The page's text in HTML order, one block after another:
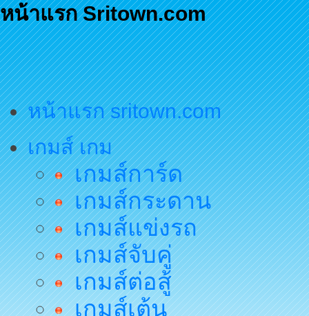
หน้าแรก Sritown.com
หน้าแรก sritown.com
เกมส์ เกม
เกมส์การ์ด
เกมส์กระดาน
เกมส์แข่งรถ
เกมส์จับคู่
เกมส์ต่อสู้
เกมส์เต้น